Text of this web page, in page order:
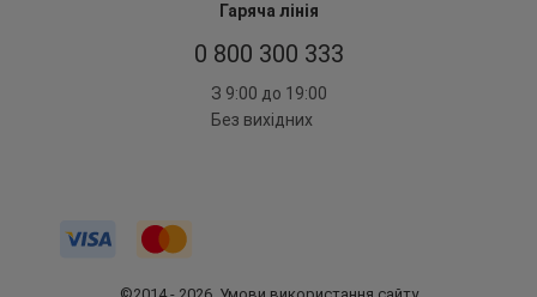
Гаряча лінія
0 800 300 333
З 9:00 до 19:00
Без вихідних